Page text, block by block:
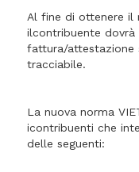
Al fine di ottenere il
ilcontribuente dovrà
fattura/attestazione
tracciabile.
La nuova norma
icontribuenti che
delle seguenti: